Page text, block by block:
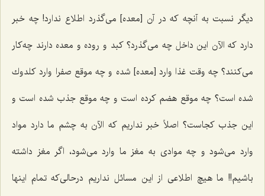
دیگر نسبت به آنچه كه در آن [معده] مى‌گذرد اطلاع ندارد! چه خبر
دارد که الآن این داخل چه می‌گذرد؟ كبد و روده و معده دارند چه‌کار
مى‌كنند؟ چه وقت غذا وارد [معده] شده و چه موقع صفرا وارد كلدوك
شده است؟ چه موقع هضم كرده است و چه موقع جذب ‌شده است و
این جذب کجاست؟ اصلاً خبر نداریم كه الآن به چشم ما دارد مواد
وارد می‌شود و چه موادى به مغز ما وارد مى‌شود، اگر مغز داشته
باشیم!! ما هیچ اطلاعى از این مسائل نداریم درحالى‌كه تمام اینها